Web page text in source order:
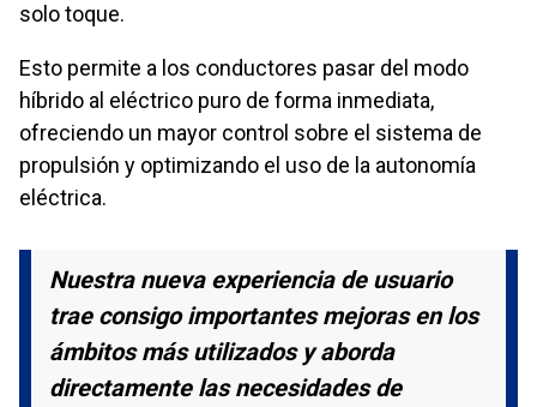
solo toque.
Esto permite a los conductores pasar del modo
híbrido al eléctrico puro de forma inmediata,
ofreciendo un mayor control sobre el sistema de
propulsión y optimizando el uso de la autonomía
eléctrica.
Nuestra nueva experiencia de usuario
trae consigo importantes mejoras en los
ámbitos más utilizados y aborda
directamente las necesidades de